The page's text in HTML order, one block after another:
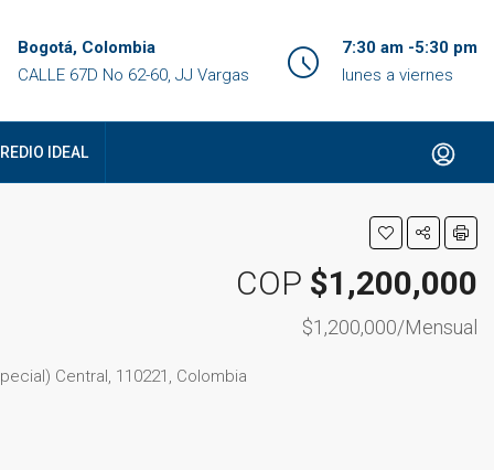
Bogotá, Colombia
CALLE 67D No 62-60, JJ Vargas
7:30 am -5:30 pm
lunes a viernes
IDEAL
COP $1,200,000
$1,200,000/Mensual
Central, 110221, Colombia